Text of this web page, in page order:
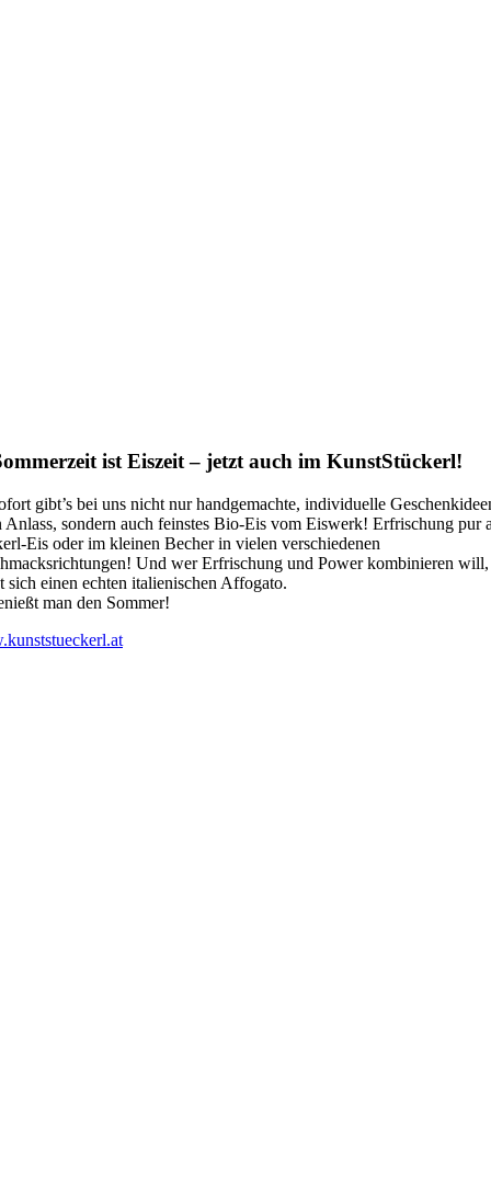
ist Eiszeit – jetzt auch im KunstStückerl!
gibt’s bei uns nicht nur handgemachte, individuelle
Anlass, sondern auch feinstes Bio-Eis vom Eiswerk! Erfrischung pur
Eis oder im kleinen Becher in vielen verschiedenen
Und wer Erfrischung und Power kombinieren will,
sich einen echten italienischen Affogato.
man den Sommer!